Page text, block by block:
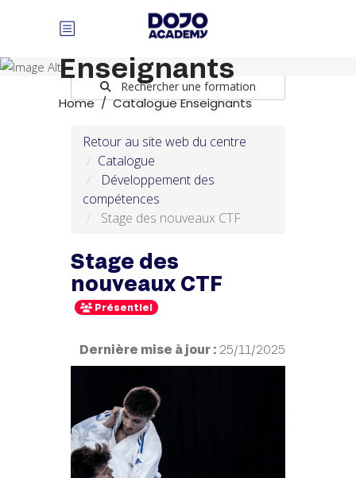
Catalogue
Enseignants
Home/Catalogue Enseignants
Rechercher une formation
Retour au site web du centre
Catalogue
Développement des
compétences
Stage des nouveaux CTF
Stage des
nouveaux CTF
Présentiel
Dernière mise à jour : 25/11/2025
Panneau de gestion des cookies